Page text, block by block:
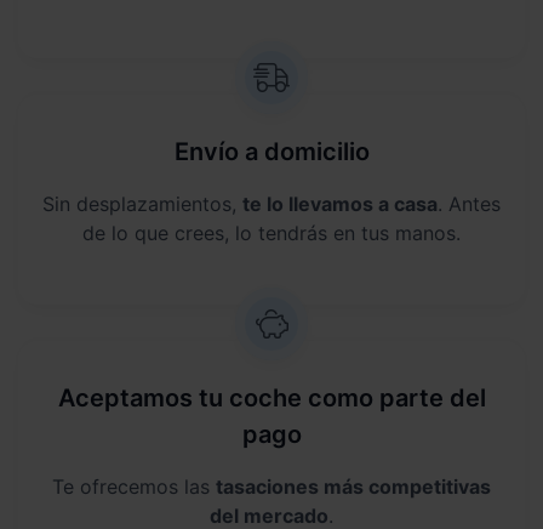
Envío a domicilio
Sin desplazamientos, te lo llevamos a casa. Antes
de lo que crees, lo tendrás en tus manos.
Aceptamos tu coche como parte del
pago
Te ofrecemos las tasaciones más competitivas
del mercado.